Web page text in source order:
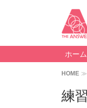
ホーム
HOME
練